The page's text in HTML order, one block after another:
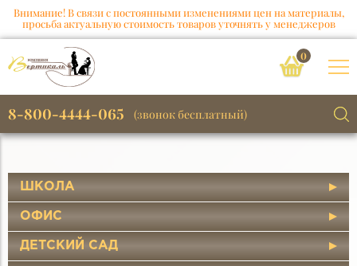
Внимание! В связи с постоянными изменениями цен на материалы,
просьба актуальную стоимость товаров уточнять у менеджеров
0
8-800-4444-065 (звонок бесплатный)
ШКОЛА
ОФИС
ДЕТСКИЙ САД